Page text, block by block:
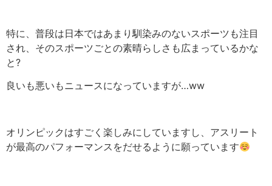
特に、普段は日本ではあまり馴染みのないスポーツも注目
され、そのスポーツごとの素晴らしさも広まっているかな
と?
良いも悪いもニュースになっていますが…ww
オリンピックはすごく楽しみにしていますし、アスリート
が最高のパフォーマンスをだせるように願っています